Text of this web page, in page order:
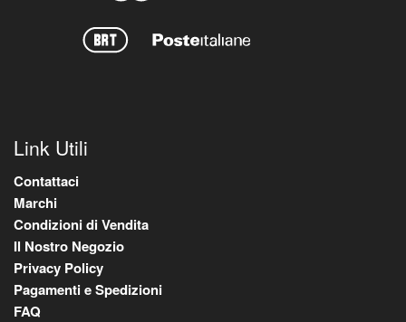
Link Utili
Contattaci
Marchi
Condizioni di Vendita
Il Nostro Negozio
Privacy Policy
Pagamenti e Spedizioni
FAQ